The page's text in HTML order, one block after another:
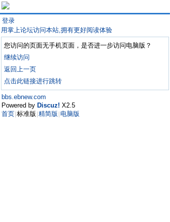
登录
用掌上论坛访问本站,拥有更好阅读体验
您访问的页面无手机页面，是否进一步访问电脑版？
继续访问
返回上一页
点击此链接进行跳转
bbs.ebnew.com
Powered by Discuz! X2.5
首页 标准版 精简版 电脑版